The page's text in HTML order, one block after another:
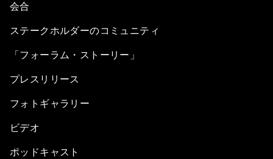
会合
ステークホルダーのコミュニティ
「フォーラム・ストーリー」
プレスリリース
フォトギャラリー
ビデオ
ポッドキャスト